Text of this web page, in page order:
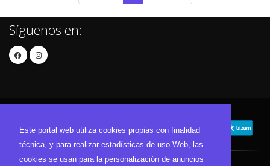
Este portal web utiliza cookies propias con finalidad
técnica, y para realizar estadísticas de uso Web, las
cookies se usan para la personalización de anuncios
Síguenos en: